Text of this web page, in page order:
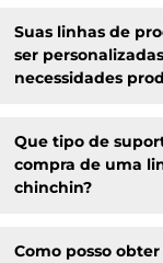
Suas linhas de
ser
necessidades
Que tipo de
compra de uma
chinchin?
Como posso